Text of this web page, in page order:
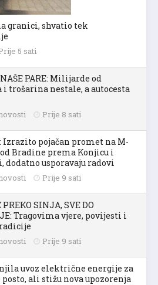
granici, shvatio tek
5 sati
PARE: Milijarde od
i trošarina nestale, a autocesta
Prije 8 sati
Izrazito pojačan promet na M-
od Bradine prema Konjicu i
dodatno usporavaju radovi
Prije 9 sati
PREKO SINJA, SVE DO
Tragovima vjere, povijesti i
Prije 9 sati
uvoz električne energije za
posto, ali stižu nova upozorenja